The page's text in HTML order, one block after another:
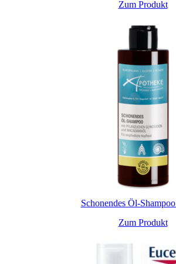
Zum Produkt
Schonendes Öl-Shampoo
Zum Produkt